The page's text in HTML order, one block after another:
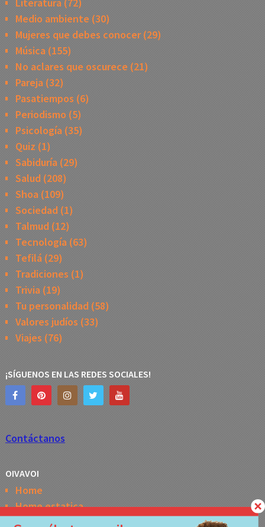
Literatura(72)
Medio ambiente (30)
Mujeres que debes conocer(29)
Música(155)
No aclares que oscurece (21)
Pareja(32)
Pasatiempos (6)
Periodismo (5)
Psicología(35)
Quiz (1)
Sabiduría(29)
Salud (208)
Shoa(109)
Sociedad(1)
Talmud (12)
Tecnología(63)
Tefilá(29)
Tradiciones (1)
Trivia(19)
Tu personalidad(58)
Valores judíos (33)
Viajes (76)
¡SÍGUENOS EN LAS REDES SOCIALES!
Contáctanos
OIVAVOI
Home
Home estatica
Horóscopo semanal de la Kabbalah